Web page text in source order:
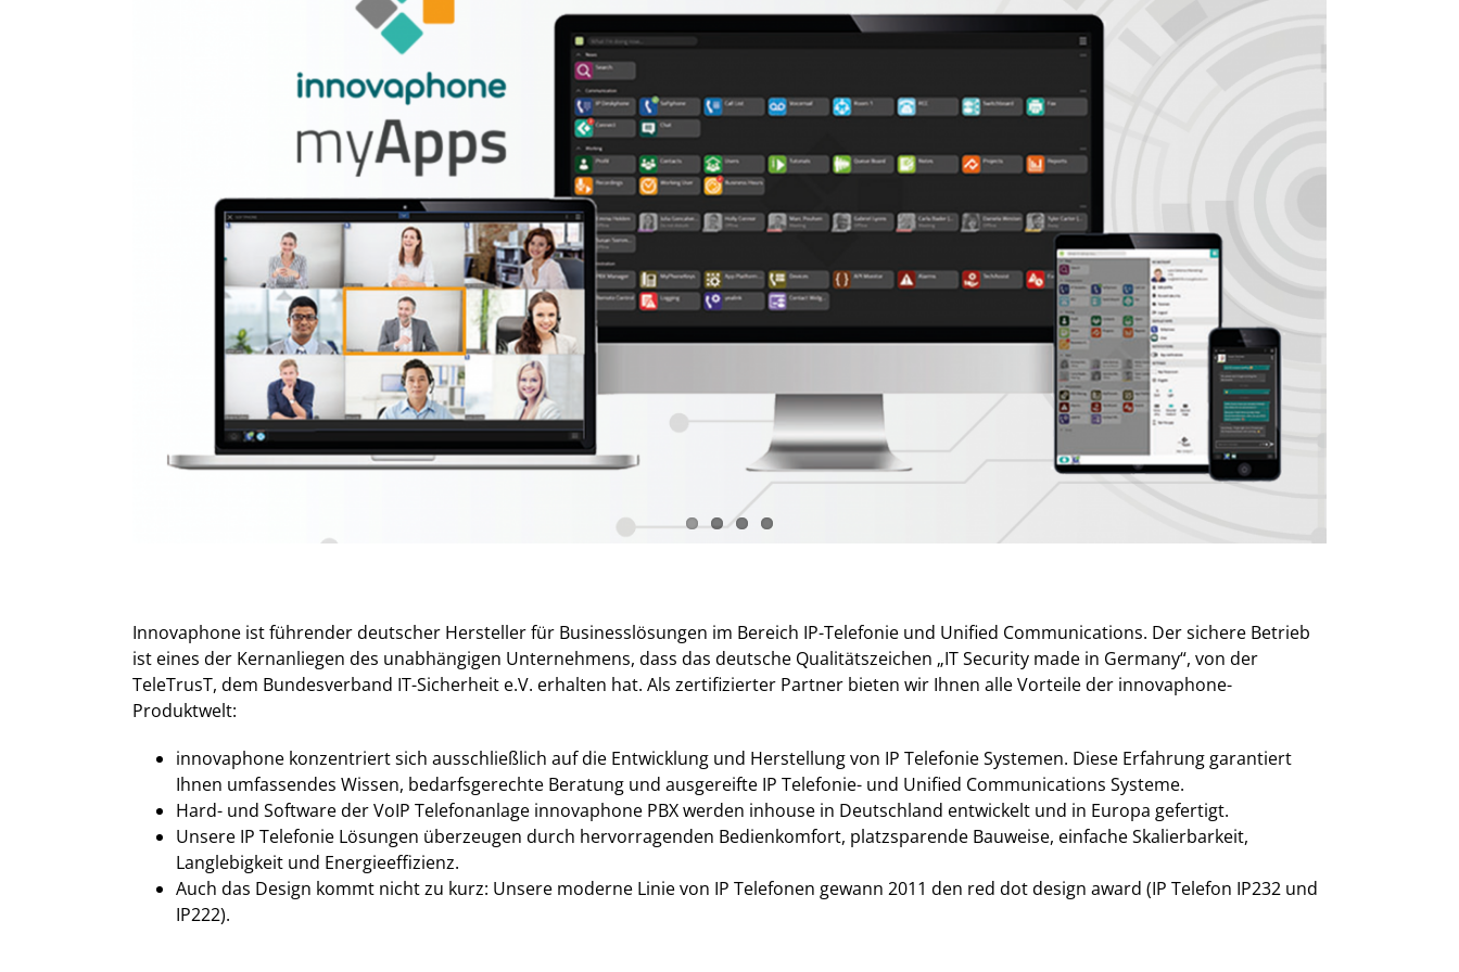
Innovaphone ist führender deutscher Hersteller für Businesslösungen im Bereich IP-Telefonie und Unified Communications. Der sichere Betrieb
ist eines der Kernanliegen des unabhängigen Unternehmens, dass das deutsche Qualitätszeichen „IT Security made in Germany“, von der
TeleTrusT, dem Bundesverband IT-Sicherheit e.V. erhalten hat. Als zertifizierter Partner bieten wir Ihnen alle Vorteile der innovaphone-
Produktwelt:
innovaphone konzentriert sich ausschließlich auf die Entwicklung und Herstellung von IP Telefonie Systemen. Diese Erfahrung garantiert
Ihnen umfassendes Wissen, bedarfsgerechte Beratung und ausgereifte IP Telefonie- und Unified Communications Systeme.
Hard- und Software der VoIP Telefonanlage innovaphone PBX werden inhouse in Deutschland entwickelt und in Europa gefertigt.
Unsere IP Telefonie Lösungen überzeugen durch hervorragenden Bedienkomfort, platzsparende Bauweise, einfache Skalierbarkeit,
Langlebigkeit und Energieeffizienz.
Auch das Design kommt nicht zu kurz: Unsere moderne Linie von IP Telefonen gewann 2011 den red dot design award (IP Telefon IP232 und
IP222).